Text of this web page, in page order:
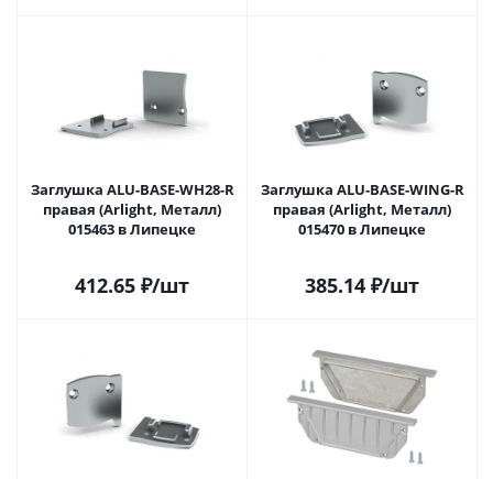
Заглушка ALU-BASE-WH28-R
правая (Arlight, Металл)
015463 в Липецке
412.65 ₽/шт
Заглушка ALU-BASE-WING-R
правая (Arlight, Металл)
015470 в Липецке
385.14 ₽/шт